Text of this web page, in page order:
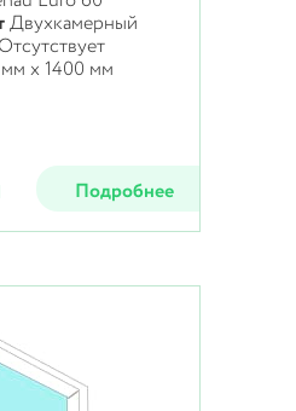
Двухкамерный
Отсутствует
х 1400 мм
Подробнее